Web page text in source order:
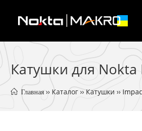
content
Катушки для Nokta
Главная ›› Каталог ›› Катушки ››